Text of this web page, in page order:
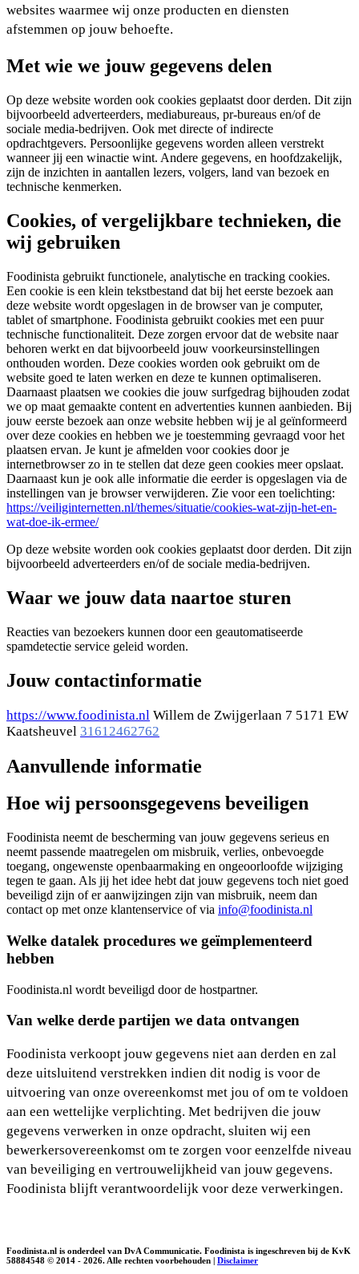
websites waarmee wij onze producten en diensten
afstemmen op jouw behoefte.
Met wie we jouw gegevens delen
Op deze website worden ook cookies geplaatst door derden. Dit zijn
bijvoorbeeld adverteerders, mediabureaus, pr-bureaus en/of de
sociale media-bedrijven. Ook met directe of indirecte
opdrachtgevers. Persoonlijke gegevens worden alleen verstrekt
wanneer jij een winactie wint. Andere gegevens, en hoofdzakelijk,
zijn de inzichten in aantallen lezers, volgers, land van bezoek en
technische kenmerken.
Cookies, of vergelijkbare technieken, die
wij gebruiken
Foodinista gebruikt functionele, analytische en tracking cookies.
Een cookie is een klein tekstbestand dat bij het eerste bezoek aan
deze website wordt opgeslagen in de browser van je computer,
tablet of smartphone. Foodinista gebruikt cookies met een puur
technische functionaliteit. Deze zorgen ervoor dat de website naar
behoren werkt en dat bijvoorbeeld jouw voorkeursinstellingen
onthouden worden. Deze cookies worden ook gebruikt om de
website goed te laten werken en deze te kunnen optimaliseren.
Daarnaast plaatsen we cookies die jouw surfgedrag bijhouden zodat
we op maat gemaakte content en advertenties kunnen aanbieden. Bij
jouw eerste bezoek aan onze website hebben wij je al geïnformeerd
over deze cookies en hebben we je toestemming gevraagd voor het
plaatsen ervan. Je kunt je afmelden voor cookies door je
internetbrowser zo in te stellen dat deze geen cookies meer opslaat.
Daarnaast kun je ook alle informatie die eerder is opgeslagen via de
instellingen van je browser verwijderen. Zie voor een toelichting:
https://veiliginternetten.nl/themes/situatie/cookies-wat-zijn-het-en-
wat-doe-ik-ermee/
Op deze website worden ook cookies geplaatst door derden. Dit zijn
bijvoorbeeld adverteerders en/of de sociale media-bedrijven.
Waar we jouw data naartoe sturen
Reacties van bezoekers kunnen door een geautomatiseerde
spamdetectie service geleid worden.
Jouw contactinformatie
https://www.foodinista.nl Willem de Zwijgerlaan 7 5171 EW
Kaatsheuvel 31612462762
Aanvullende informatie
Hoe wij persoonsgegevens beveiligen
Foodinista neemt de bescherming van jouw gegevens serieus en
neemt passende maatregelen om misbruik, verlies, onbevoegde
toegang, ongewenste openbaarmaking en ongeoorloofde wijziging
tegen te gaan. Als jij het idee hebt dat jouw gegevens toch niet goed
beveiligd zijn of er aanwijzingen zijn van misbruik, neem dan
contact op met onze klantenservice of via info@foodinista.nl
Welke datalek procedures we geïmplementeerd
hebben
Foodinista.nl wordt beveiligd door de hostpartner.
Van welke derde partijen we data ontvangen
Foodinista verkoopt jouw gegevens niet aan derden en zal
deze uitsluitend verstrekken indien dit nodig is voor de
uitvoering van onze overeenkomst met jou of om te voldoen
aan een wettelijke verplichting. Met bedrijven die jouw
gegevens verwerken in onze opdracht, sluiten wij een
bewerkersovereenkomst om te zorgen voor eenzelfde niveau
van beveiliging en vertrouwelijkheid van jouw gegevens.
Foodinista blijft verantwoordelijk voor deze verwerkingen.
Foodinista.nl is onderdeel van DvA Communicatie. Foodinista is ingeschreven bij de KvK
58884548 © 2014 - 2026. Alle rechten voorbehouden | Disclaimer